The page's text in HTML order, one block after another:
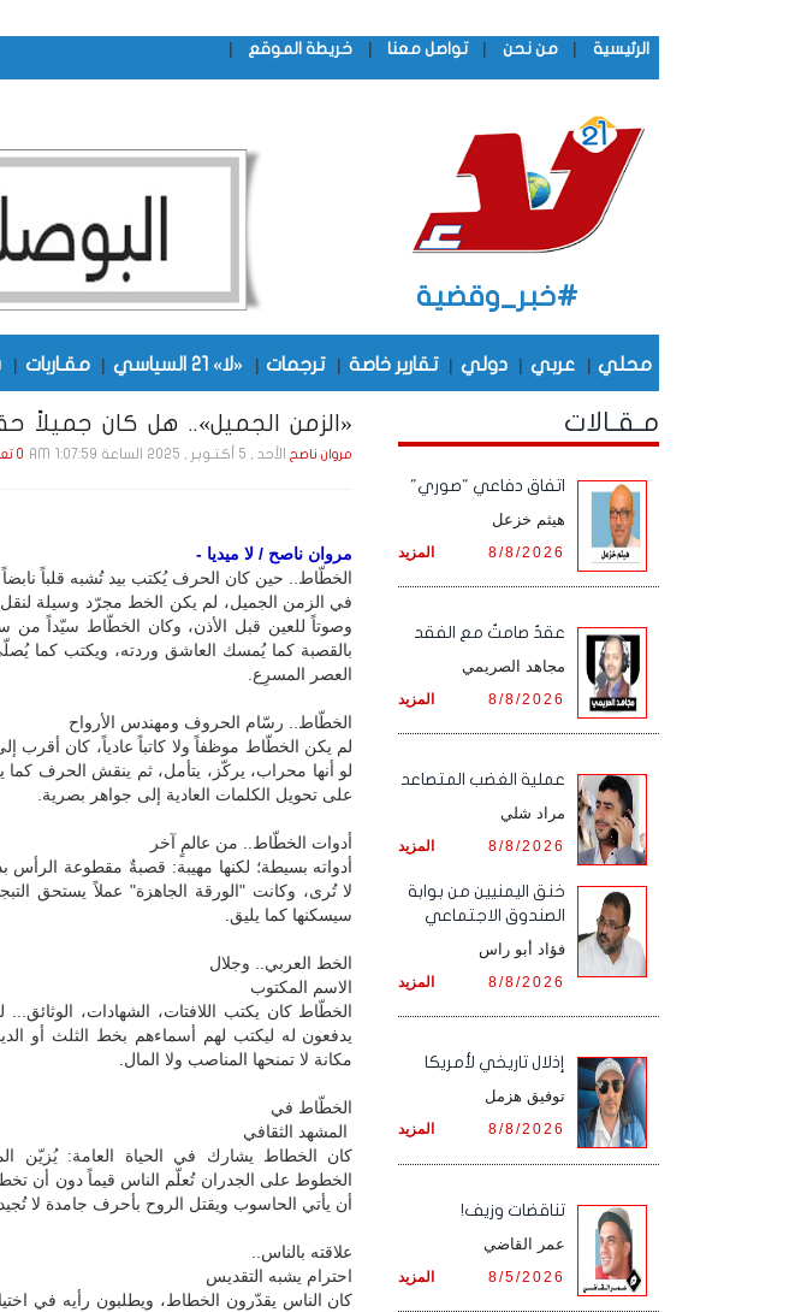
الرئيسية | من نحن | تواصل معنا | خريطة الموقع |
#خبر_وقضية
محلي | عربي | دولي | تقارير خاصة | ترجمات | «لا» 21 السياسي | مقـاربات |
«الزمن الجميل».. هل كان جميلاً
مروان ناصحالأحد , 5 أكـتـوبـر , 2025 الساعة 1:07:59 AM 0 تعليقات
مروان ناصح / لا ميديا -
الخطّاط.. حين كان الحرف يُكتب بيد تُشبه قلباً نابضاً
في الزمن الجميل، لم يكن الخط مجرّد وسيلة لنقل
وصوتاً للعين قبل الأذن، وكان الخطّاط سيّداً من
بالقصبة كما يُمسك العاشق وردته، ويكتب كما
العصر المسرِع.
الخطّاط.. رسّام الحروف ومهندس الأرواح
لم يكن الخطّاط موظفاً ولا كاتباً عادياً، كان أقرب
لو أنها محراب، يركّز، يتأمل، ثم ينقش الحرف كما
على تحويل الكلمات العادية إلى جواهر بصرية.
أدوات الخطّاط.. من عالمٍ آخر
أدواته بسيطة؛ لكنها مهيبة: قصبةٌ مقطوعة
لا تُرى، وكانت "الورقة الجاهزة" عملاً يستحق
سيسكنها كما يليق.
الخط العربي.. وجلال
الاسم المكتوب
الخطّاط كان يكتب اللافتات، الشهادات،
يدفعون له ليكتب لهم أسماءهم بخط الثلث أو
مكانة لا تمنحها المناصب ولا المال.
الخطّاط في
المشهد الثقافي
كان الخطاط يشارك في الحياة العامة: يُزيّن
الخطوط على الجدران تُعلّم الناس قيماً دون أن
أن يأتي الحاسوب ويقتل الروح بأحرف جامدة لا تُجيد
علاقته بالناس..
احترام يشبه التقديس
كان الناس يقدّرون الخطاط، ويطلبون رأيه في
مـقـالات
اتفاق دفاعي "صوري"
هيثم خزعل
المزيد 8/8/2026
عقدٌ صامتٌ مع الفقد
مجاهد الصريمي
المزيد 8/8/2026
‏عملية الغضب المتصاعد
مراد شلي
المزيد 8/8/2026
خنق اليمنيين من بوابة
الصندوق الاجتماعي
فؤاد أبو راس
المزيد 8/8/2026
إذلال تاريخي لأمريكا
توفيق هزمل
المزيد 8/8/2026
تناقضات وزيف!
عمر القاضي
المزيد 8/5/2026